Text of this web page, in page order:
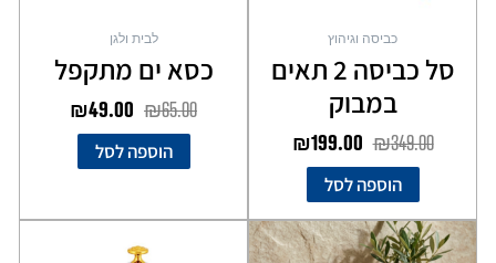
כביסה וגיהוץ
סל כביסה 2 תאים
במבוק
₪349.00
₪199.00
הוספה לסל
לבית ולגן
כסא ים מתקפל
₪65.00
₪49.00
הוספה לסל